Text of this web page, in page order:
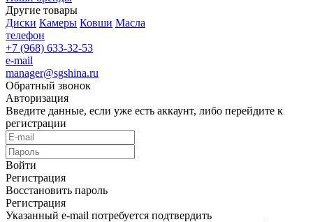
Другие товары
Диски Камеры Ковши Масла
телефон
+7 (968) 633-32-53
e-mail
manager@sgshina.ru
Обратный звонок
Авторизация
Введите данные, если уже есть аккаунт, либо перейдите к
регистрации
Войти
Регистрация
Восстановить пароль
Регистрация
Указанный e-mail потребуется подтвердить